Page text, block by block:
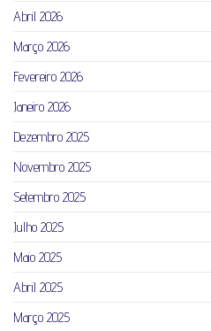
Abril 2026
Março 2026
Fevereiro 2026
Janeiro 2026
Dezembro 2025
Novembro 2025
Setembro 2025
Julho 2025
Maio 2025
Abril 2025
Março 2025